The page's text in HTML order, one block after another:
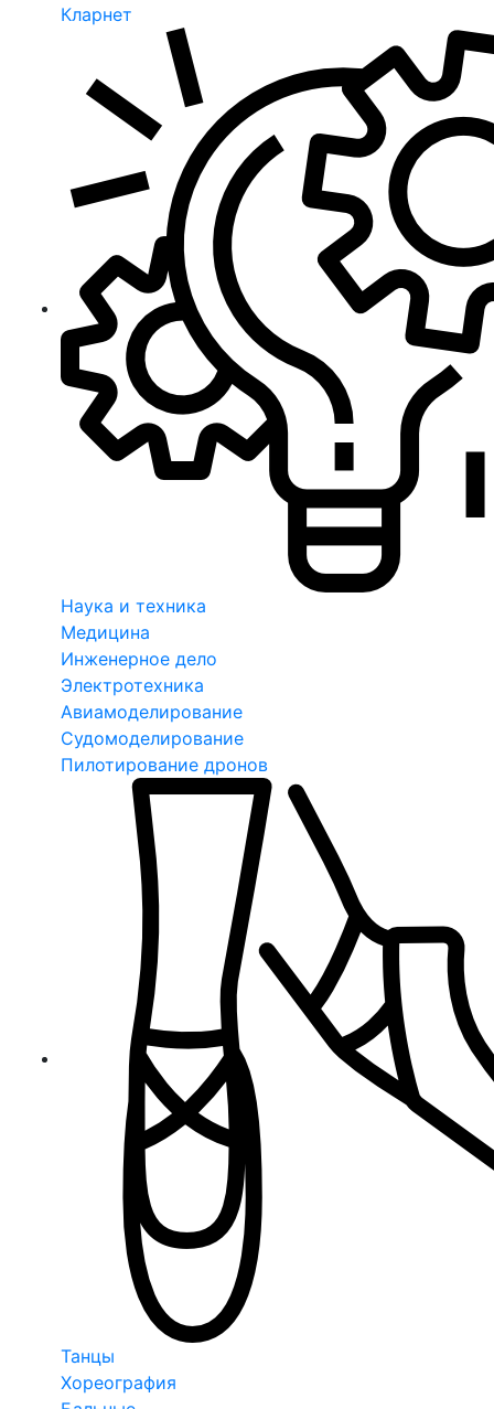
Кларнет
Наука и техника
Медицина
Инженерное дело
Электротехника
Авиамоделирование
Судомоделирование
Пилотирование дронов
Танцы
Хореография